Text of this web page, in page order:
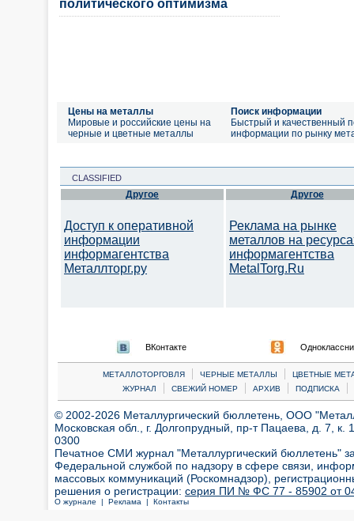
политического оптимизма
Цены на металлы
Мировые и российские цены на
черные и цветные металлы
Поиск информации
Быстрый и качественный
информации по рынку
CLASSIFIED
Другое
Доступ к оперативной
информации
информагентства
Металлторг.ру
Другое
Реклама на рынке
металлов на
информагентства
MetalTorg.Ru
ВКонтакте
МЕТАЛЛОТОРГОВЛЯ | ЧЕРНЫЕ МЕТАЛЛЫ |
ЦВЕТНЫЕ
ЖУРНАЛ
| СВЕЖИЙ НОМЕР | АРХИВ | ПОДПИСКА |
© 2002-2026 Металлургический бюллетень, ООО
Московская обл., г. Долгопрудный, пр-т Пацаева, д. 7,
0300
Печатное СМИ журнал "Металлургический бюллетень"
Федеральной службой по надзору в сфере связи,
массовых коммуникаций (Роскомнадзор),
решения о регистрации: серия ПИ № ФС 77 - 85902 от 04
О журнале | Реклама | Контакты